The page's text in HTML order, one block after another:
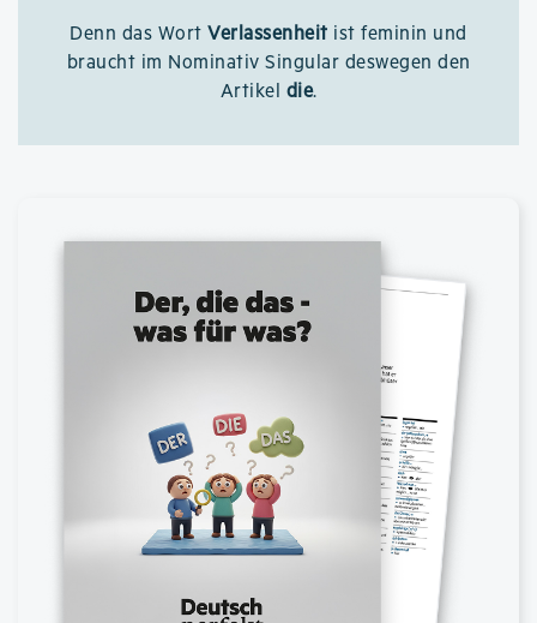
Denn das WortVerlassenheit ist feminin und
braucht im Nominativ Singular deswegen den
Artikel die.